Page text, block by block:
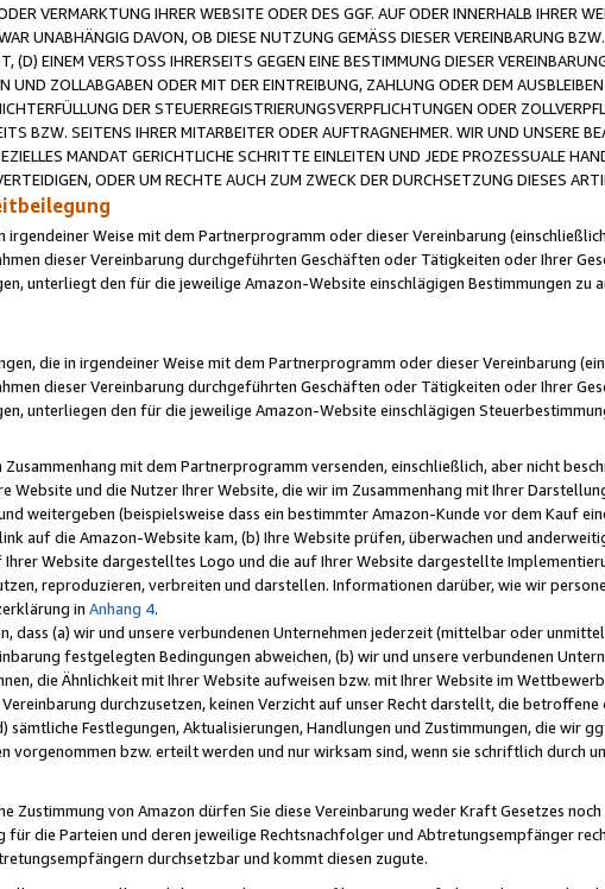
VERMARKTUNG IHRER WEBSITE ODER DES GGF. AUF ODER INNERHALB IHRER
UNABHÄNGIG DAVON, OB DIESE NUTZUNG GEMÄSS DIESER VEREINBARUNG
(D) EINEM VERSTOSS IHRERSEITS GEGEN EINE BESTIMMUNG DIESER
UND ZOLLABGABEN ODER MIT DER EINTREIBUNG, ZAHLUNG ODER DEM
DER STEUERREGISTRIERUNGSVERPFLICHTUNGEN ODER
BZW. SEITENS IHRER MITARBEITER ODER AUFTRAGNEHMER. WIR UND UNSERE
MANDAT GERICHTLICHE SCHRITTE EINLEITEN UND JEDE PROZESSUALE
ODER UM RECHTE AUCH ZUM ZWECK DER DURCHSETZUNG DIESES
Weise mit dem Partnerprogramm oder dieser Vereinbarung
dieser Vereinbarung durchgeführten Geschäften oder Tätigkeiten oder Ihrer
unterliegt den für die jeweilige Amazon-Website einschlägigen Bestimmungen zu
die in irgendeiner Weise mit dem Partnerprogramm oder dieser Vereinbarung
dieser Vereinbarung durchgeführten Geschäften oder Tätigkeiten oder Ihrer
unterliegen den für die jeweilige Amazon-Website einschlägigen
mit dem Partnerprogramm versenden, einschließlich, aber nicht
Website und die Nutzer Ihrer Website, die wir im Zusammenhang mit Ihrer
weitergeben (beispielsweise dass ein bestimmter Amazon-Kunde vor dem Kauf
auf die Amazon-Website kam, (b) Ihre Website prüfen, überwachen und
Ihrer Website dargestelltes Logo und die auf Ihrer Website dargestellte
reproduzieren, verbreiten und darstellen. Informationen darüber, wie wir
in Anhang 4.
dass (a) wir und unsere verbundenen Unternehmen jederzeit (mittelbar oder
festgelegten Bedingungen abweichen, (b) wir und unsere verbundenen
die Ähnlichkeit mit Ihrer Website aufweisen bzw. mit Ihrer Website im
durchzusetzen, keinen Verzicht auf unser Recht darstellt, die
Festlegungen, Aktualisierungen, Handlungen und Zustimmungen, die wir
vorgenommen bzw. erteilt werden und nur wirksam sind, wenn sie schriftlich
Zustimmung von Amazon dürfen Sie diese Vereinbarung weder Kraft Gesetzes
für die Parteien und deren jeweilige Rechtsnachfolger und Abtretungsempfänger
durchsetzbar und kommt diesen zugute.